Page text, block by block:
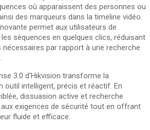
où apparaissent des personnes ou
des marqueurs dans la timeline vidéo.
permet aux utilisateurs de
séquences en quelques clics, réduisant
par rapport à une recherche
3.0 d'Hikvision transforme la
outil intelligent, précis et réactif. En
dissuasion active et recherche
exigences de sécurité tout en offrant
fluide et efficace.